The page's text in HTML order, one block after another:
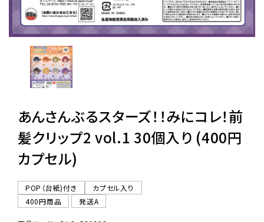
よくあるご質問
06-6282-7659
あんさんぶるスターズ！！みにコレ！前
髪クリップ2 vol.1 30個入り (400円
カプセル)
POP（台紙)付き
カプセル入り
400円商品
発送A